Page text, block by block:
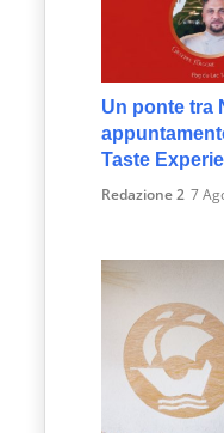
Un ponte tra
Taste
Redazione 2 7